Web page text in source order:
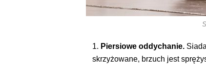
Piersiowe oddychanie.
skrzyżowane, brzuch jest